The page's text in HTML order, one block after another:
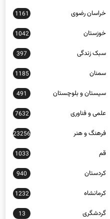
خراسان رضوی 1161
خوزستان 1042
سبک زندگی 397
سمنان 1185
سیستان و بلوچستان 491
علمی و فناوری 7632
فرهنگ و هنر 23256
قم 1033
کردستان 940
کرمانشاه 1232
گردشگری 13